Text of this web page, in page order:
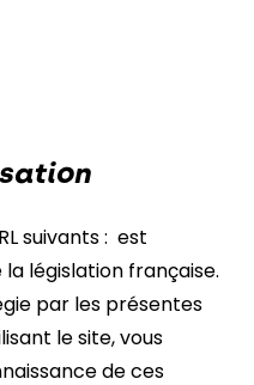
suivants : est
législation française.
par les présentes
le site, vous
de ces